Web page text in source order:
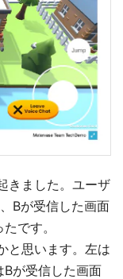
きました。ユーザ
Bが受信した画面
です。
と思います。左は
が受信した画面